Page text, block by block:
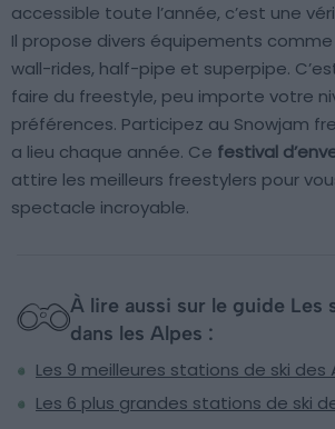
accessible toute l’année, c’est une
Il propose divers équipements comme
wall-rides, half-pipe et superpipe.
faire du freestyle, peu importe votre
préférences. Participez au Snowjam
a lieu chaque année. Ce festival
attire les meilleurs freestylers pour
spectacle incroyable.
À lire aussi sur le guide Les
dans les Alpes :
Les 9 meilleures stations de ski des
Les 6 plus grandes stations de ski